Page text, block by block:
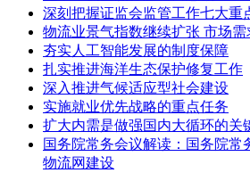
深刻把握证监会监管工作七大重
物流业景气指数继续扩张 市场
夯实人工智能发展的制度保障
扎实推进海洋生态保护修复工作
深入推进气候适应型社会建设
实施就业优先战略的重点任务
扩大内需是做强国内大循环的关
国务院常务会议解读：国务院常
物流网建设